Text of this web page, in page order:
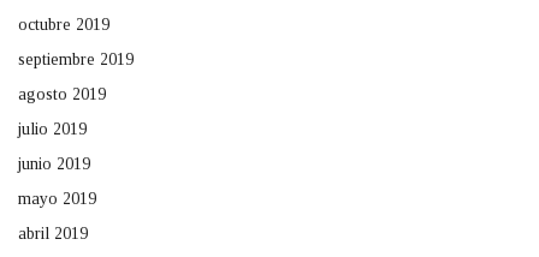
octubre 2019
septiembre 2019
agosto 2019
julio 2019
junio 2019
mayo 2019
abril 2019